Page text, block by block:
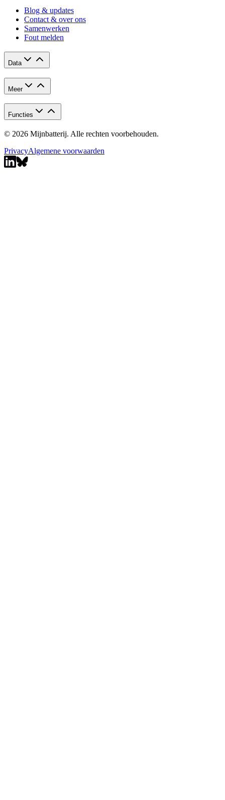
Blog & updates
Contact & over ons
Samenwerken
Fout melden
Data
Meer
Functies
© 2026 Mijnbatterij. Alle rechten voorbehouden.
PrivacyAlgemene voorwaarden